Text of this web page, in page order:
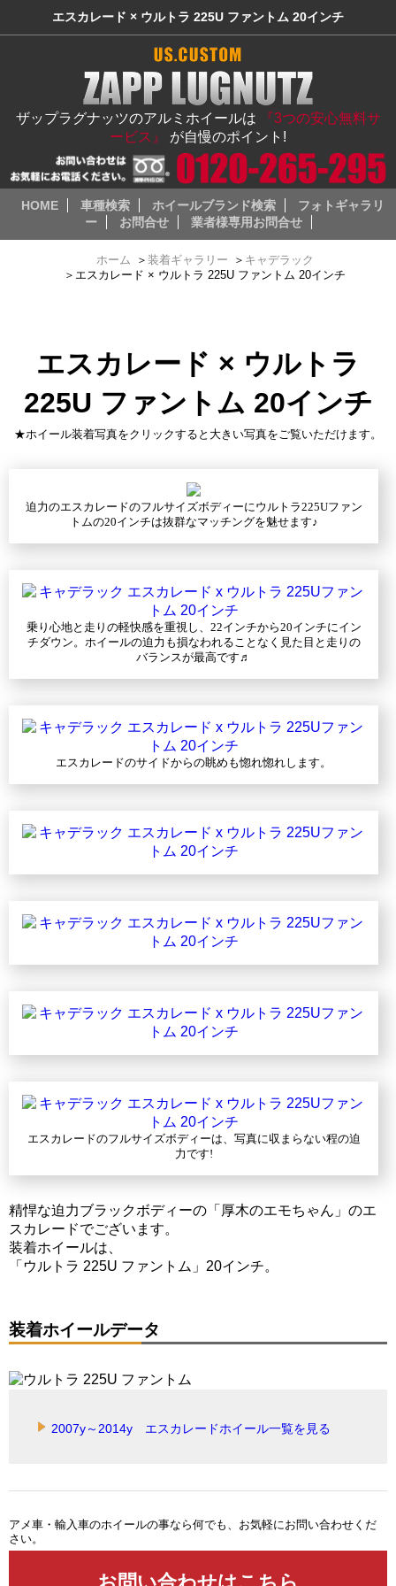
エスカレード × ウルトラ 225U ファントム 20インチ
ザップラグナッツのアルミホイールは
『3つの安心無料サ
ービス』 が自慢のポイント!
HOME 車種検索 ホイールブランド検索
フォトギャラリ
ー
お問合せ 業者様専用お問合せ
ホーム ＞ 装着ギャラリー ＞ キャデラック
＞ エスカレード × ウルトラ 225U ファントム 20インチ
エスカレード × ウルトラ
225U ファントム 20インチ
★ホイール装着写真をクリックすると大きい写真をご覧いただけます。
迫力のエスカレードのフルサイズボディーにウルトラ225Uファン
トムの20インチは抜群なマッチングを魅せます♪
乗り心地と走りの軽快感を重視し、22インチから20インチにイン
チダウン。ホイールの迫力も損なわれることなく見た目と走りの
バランスが最高です♬
エスカレードのサイドからの眺めも惚れ惚れします。
エスカレードのフルサイズボディーは、写真に収まらない程の迫
力です!
精悍な迫力ブラックボディーの「厚木のエモちゃん」のエ
スカレードでございます。
装着ホイールは、
「ウルトラ 225U ファントム」20インチ。
装着ホイールデータ
2007y～2014y エスカレードホイール一覧を見る
アメ車・輸入車のホイールの事なら何でも、お気軽にお問い合わせくだ
さい。